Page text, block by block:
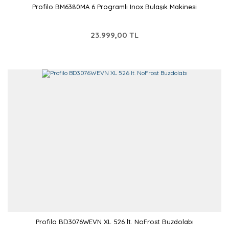
Profilo BM6380MA 6 Programlı Inox Bulaşık Makinesi
23.999,00 TL
Profilo BD3076WEVN XL 526 lt. NoFrost Buzdolabı